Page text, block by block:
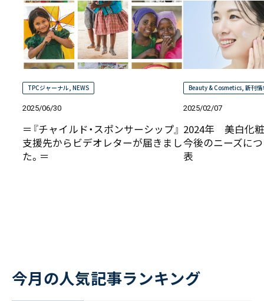
TPCジャーナル, NEWS
2025/06/30
＝『チャイルド・スポンサーシップ』
支援先からビデオレターが届きまし
た。＝
Beauty & Cosmetics,新刊
2025/02/07
2024年 美白化
今後のニーズに
表
今月の人気記事ランキング